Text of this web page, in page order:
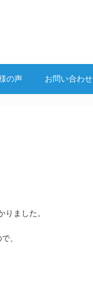
の声 お問い合わせ
ました。
、